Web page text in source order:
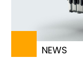
NEWS